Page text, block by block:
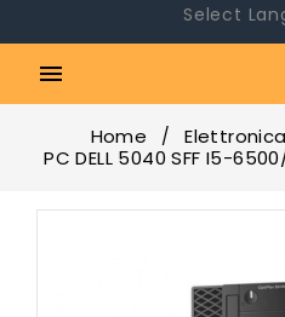
Select

Home
PC DELL 5040 SFF I5-